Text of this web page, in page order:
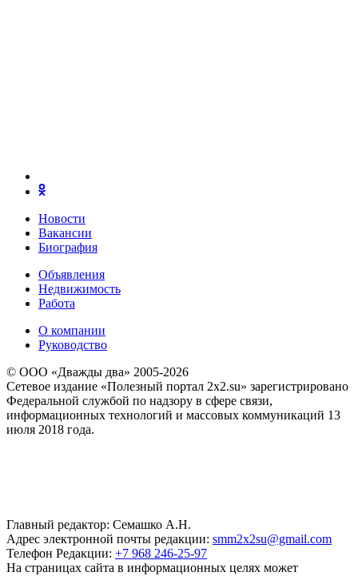
Новости
Вакансии
Биография
Объявления
Недвижимость
Работа
О компании
Руководство
© ООО «Дважды два» 2005-2026
Сетевое издание «Полезный портал 2x2.su» зарегистрировано
Федеральной службой по надзору в сфере связи,
информационных технологий и массовых коммуникаций 13
июля 2018 года.
Главный редактор: Семашко А.Н.
Адрес электронной почты редакции: smm2x2su@gmail.com
Телефон Редакции: +7 968 246-25-97
На страницах сайта в информационных целях может